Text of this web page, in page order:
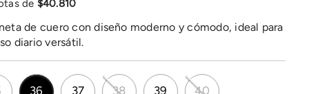
de $40.810
de cuero con diseño moderno y cómodo, ideal para
diario versátil.
36 37 38 39 40